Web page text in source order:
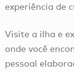
experiência de
Visite a ilha e
onde você
pessoal